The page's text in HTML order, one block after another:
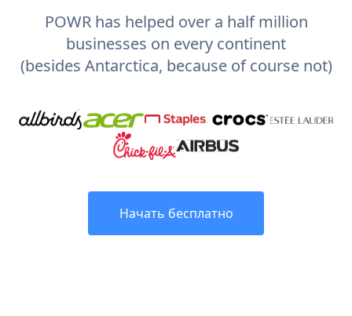
POWR has helped over a half million
businesses on every continent
(besides Antarctica, because of course not)
Начать бесплатно